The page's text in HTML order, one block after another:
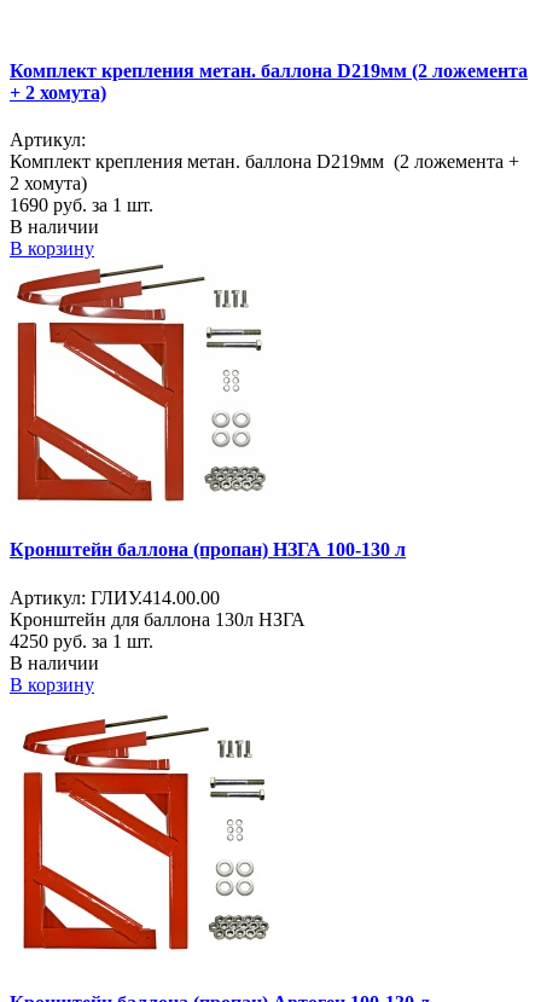
Комплект крепления метан. баллона D219мм (2 ложемента
+ 2 хомута)
Артикул:
Комплект крепления метан. баллона D219мм (2 ложемента +
2 хомута)
1690 руб. за 1 шт.
В наличии
В корзину
Кронштейн баллона (пропан) НЗГА 100-130 л
Артикул: ГЛИУ.414.00.00
Кронштейн для баллона 130л НЗГА
4250 руб. за 1 шт.
В наличии
В корзину